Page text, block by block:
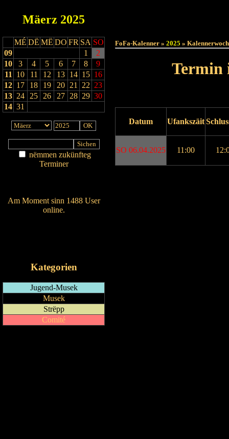
Mäerz 2025
MÉ DË MË DO FR SA SO
09
1
2
10
3 4 5 6 7 8
9
11
10 11 12 13 14 15 16
12 17 18 19 20 21 22 23
13 24 25 26 27 28 29 30
14 31
nëmmen zukünfteg
Terminer
Am Moment sinn 1488 User
online.
Kategorien
Jugend-Musek
Musek
Strëpp
Comité
FoFa-Kalenner » 2025 »
Termin
Datum Ufankszäit
SO 06.04.2025 11:00